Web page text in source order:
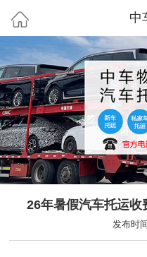
中
26年暑假汽车托运收
发布时